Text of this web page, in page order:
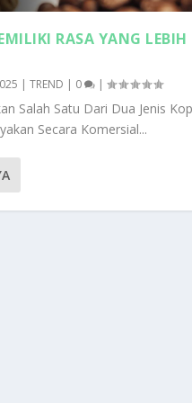
RASA YANG LEBIH
|TREND | 0 |
Salah Satu Dari Dua Jenis
Secara Komersial...